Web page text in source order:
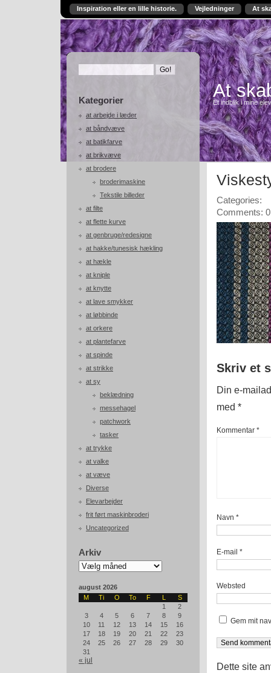
Inspiration eller en lille historie. Vejledninger At
Kategorier
at arbejde i læder
at båndvæve
at batikfarve
at brikvæve
at brodere
broderimaskine
Tekstile billeder
at filte
at flette kurve
at genbruge/redesigne
at hakke/tunesisk hækling
at hækle
at kniple
at knytte
at lave smykker
at løbbinde
at orkere
at plantefarve
at spinde
at strikke
at sy
beklædning
messehagel
patchwork
tasker
at trykke
at valke
at væve
Diverse
Elevarbejder
frit ført maskinbroderi
Uncategorized
Arkiv
Arkiv
august 2026
M
Ti O To F L
S
1
2
3
4 5 6 7 8
9
10
11 12 13 14 15
16
17
18 19 20 21 22
23
24
25 26 27 28 29
30
31
« jul
At
Et indblik i mine
Categories:
Comments: 0
Skriv et
Din e-
med *
Kommentar *
Navn *
E-mail *
Websted
Gem mit
Dette site